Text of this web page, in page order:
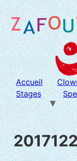
Aller
au
contenu
Accueil
Stages